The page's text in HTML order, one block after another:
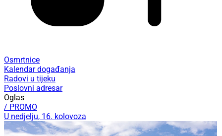
Osmrtnice
Kalendar događanja
Radovi u tijeku
Poslovni adresar
Oglas
/ PROMO
U nedjelju, 16. kolovoza